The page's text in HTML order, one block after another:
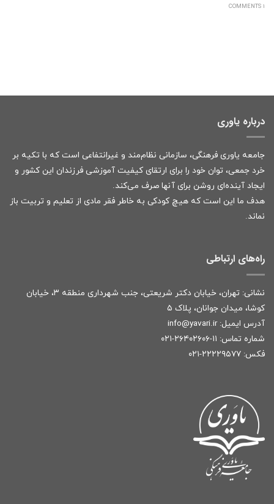
1 COMMENTS
درباره یاوری
جامعه یاوری فرهنگی، سازمانی نظام‌مند و غیرانتفاعی است که با تکیه بر
خرد جمعی، توان خود را برای ارتقای کیفیت آموزشی فرزندان این کشور و
ایجاد آینده‌ای روشن برای آنها صرف می‌کند.
هدف ما این است که هیچ کودکی به خاطر فقر مادی از تعلیم و تربیت باز
نماند.
راه‌های ارتباطی
نشانی: تهران، خیابان دکتر شریعتی، جنب شهرداری منطقه ۳، خیابان
کوشا، میدان جوانان، پلاک ۵
آدرس ایمیل: info@yavari.ir
شماره تماس: ۱۱-۲۶۴۰۲۶۰۶-۰۲۱
فکس: ۲۲۲۲۹۵۷۷-۰۲۱